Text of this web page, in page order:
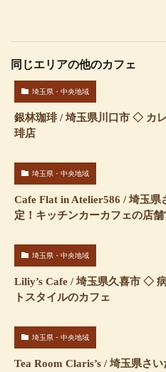
同じエリアの他のカフェ
埼玉県・中央地域
銀林珈琲 / 埼玉県川口市 ◇ カ
琲店
埼玉県・中央地域
Cafe Flat in Atelier586 / 埼玉
定！キッチンカーカフェの店
埼玉県・中央地域
Liliy’s Cafe / 埼玉県久喜市 ◇
トスタイルのカフェ
埼玉県・中央地域
Tea Room Claris’s / 埼玉県さ